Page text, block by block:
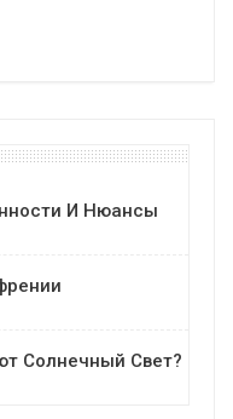
И Нюансы
Солнечный Свет?